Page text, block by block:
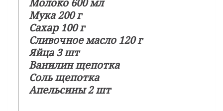
Мука 200 г
Сахар 100 г
Сливочное масло 120 г
Яйца 3 шт
Ванилин щепотка
Соль щепотка
Апельсины 2 шт